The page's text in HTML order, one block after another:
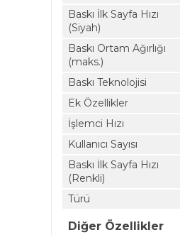
Baskı İlk Sayfa Hızı
(Siyah)
Baskı Ortam Ağırlığı
(maks.)
Baskı Teknolojisi
Ek Özellikler
İşlemci Hızı
Kullanıcı Sayısı
Baskı İlk Sayfa Hızı
(Renkli)
Türü
Diğer Özellikler